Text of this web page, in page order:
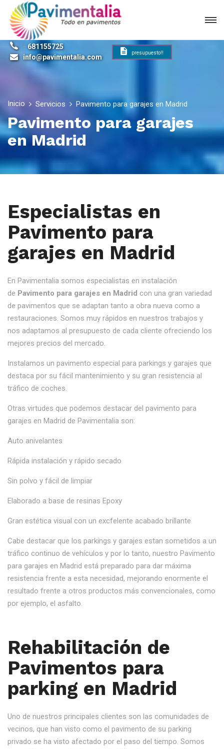
- 681155725
info@pavimentalia.com
presupuesto!!
Inicio Servicios Pavimento para garajes en Madrid
Pavimento para garajes
en Madrid
Especialistas en
Pavimento para
garajes en Madrid
En Pavimentalia somos especialistas en instalación
de Pavimento para garajes en Madrid con una gran variedad
de pavimentos que se adaptan tanto a obra nueva como a
restauraciones. Somos muy rápidos en nuestros trabajos y
nos adaptamos al presupuesto de cada cliente ofreciendo los
mejores precios del mercado.
Instalamos un pavimento especial para parkings y garajes que
destaca por su fácil mantenimiento y su gran resistencia al
tráfico de coches.
Otras virtudes que podemos destacar del pavimento para
garajes en Madrid de Pavimentalia son:
Auto anivelantes
Rápida instalación y rápido secado
Sin polvo y fácil de limpiar
Elaborado a base de resinas Epoxy
Gran estética visual con un excfelente acabado brillante
Cabe destacar que los parkings y garajes estan sometidos a un
tráfico continuo de vehículos y por lo tanto, nuestro Pavimento
para garajes en Madrid está preparado para dar máxima
resistencia frente a esta necesidad, mejorando enormente el
resultado frente a otros productos más convencionales, como
por ejemplo, el asfalto.
Rehabilitación de
Pavimentos para
parking en Madrid
Uno de nuestros principales clientes son las comunidades de
vecinos, que han visto como el pavimento de su parking
privado se ha visto afectado por el paso del tiempo. Somos